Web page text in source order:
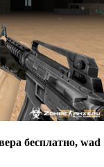
бесплатно, wad